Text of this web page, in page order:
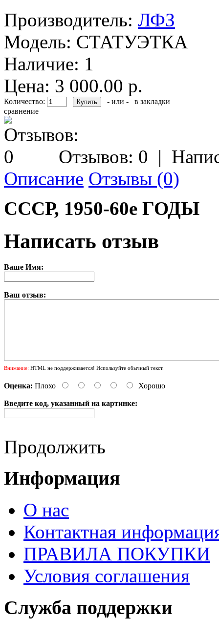
Производитель: ЛФЗ
Модель: СТАТУЭТКА
Наличие: 1
Цена: 3 000.00 р.
Количество: - или -
в закладки
сравнение
Отзывов: 0 |
Описание Отзывы (0)
СССР, 1950-60е ГОДЫ
Написать отзыв
Ваше Имя:
Ваш отзыв:
Внимание: HTML не поддерживается! Используйте обычный текст.
Оценка: Плохо Хорошо
Введите код, указанный на картинке:
Продолжить
Информация
О нас
Контактная
ПРАВИЛА ПОКУПКИ
Условия соглашения
Служба поддержки